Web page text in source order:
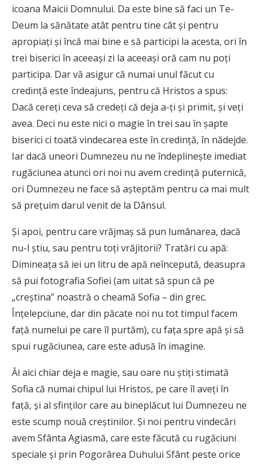
icoana Maicii Domnului. Da este bine să faci un Te-
Deum la sănătate atât pentru tine cât şi pentru
apropiaţi şi încă mai bine e să participi la acesta, ori în
trei biserici în aceeaşi zi la aceeaşi oră cam nu poţi
participa. Dar vă asigur că numai unul făcut cu
credinţă este îndeajuns, pentru că Hristos a spus:
Dacă cereţi ceva să credeţi că deja a-ţi şi primit, şi veţi
avea. Deci nu este nici o magie în trei sau în şapte
biserici ci toată vindecarea este în credinţă, în nădejde.
Iar dacă uneori Dumnezeu nu ne îndeplineşte imediat
rugăciunea atunci ori noi nu avem credinţă puternică,
ori Dumnezeu ne face să aşteptăm pentru ca mai mult
să preţuim darul venit de la Dânsul.
Şi apoi, pentru care vrăjmaş să pun lumânarea, dacă
nu-l ştiu, sau pentru toţi vrăjitorii? Tratări cu apă:
Dimineaţa să iei un litru de apă neîncepută, deasupra
să pui fotografia Sofiei (am uitat să spun că pe
„creştina” noastră o cheamă Sofia – din grec.
Înţelepciune, dar din păcate noi nu tot timpul facem
faţă numelui pe care îl purtăm), cu faţa spre apă şi să
spui rugăciunea, care este adusă în imagine.
Ăi aici chiar deja e magie, sau oare nu ştiţi stimată
Sofia că numai chipul lui Hristos, pe care îl aveţi în
faţă, şi al sfinţilor care au bineplăcut lui Dumnezeu ne
este scump nouă creştinilor. Şi noi pentru vindecări
avem Sfânta Agiasmă, care este făcută cu rugăciuni
speciale şi prin Pogorârea Duhului Sfânt peste orice